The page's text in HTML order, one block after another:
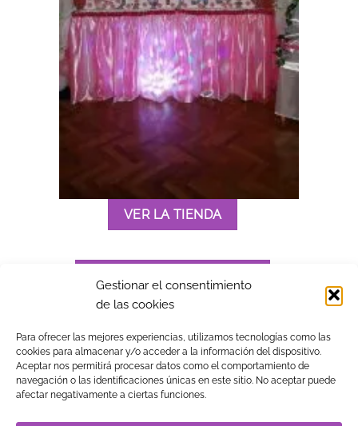
Gestionar el consentimiento
de las cookies
Para ofrecer las mejores experiencias, utilizamos tecnologías como las
cookies para almacenar y/o acceder a la información del dispositivo.
Aceptar nos permitirá procesar datos como el comportamiento de
navegación o las identificaciones únicas en este sitio. No aceptar puede
afectar negativamente a ciertas funciones.
VER LA TIENDA
Visa MasterCardAmerican